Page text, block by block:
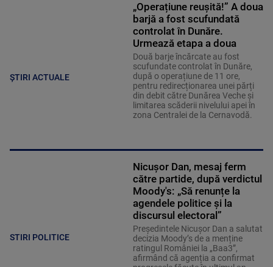
ȘTIRI ACTUALE
„Operațiune reușită!” A doua
barjă a fost scufundată
controlat în Dunăre.
Urmează etapa a doua
Două barje încărcate au fost
scufundate controlat în Dunăre,
după o operațiune de 11 ore,
pentru redirecționarea unei părți
din debit către Dunărea Veche și
limitarea scăderii nivelului apei în
zona Centralei de la Cernavodă.
STIRI POLITICE
Nicușor Dan, mesaj ferm
către partide, după verdictul
Moody's: „Să renunțe la
agendele politice şi la
discursul electoral”
Președintele Nicușor Dan a salutat
decizia Moody’s de a menține
ratingul României la „Baa3”,
afirmând că agenția a confirmat